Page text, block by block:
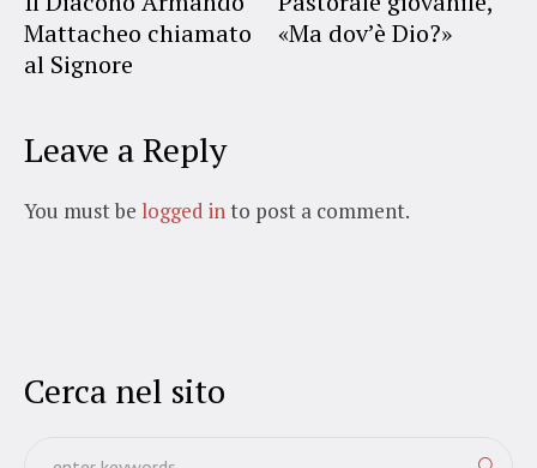
Mattacheo chiamato
al Signore
«Ma dov’è Dio?»
Leave a Reply
You must be logged into post a comment.
Cerca nel sito